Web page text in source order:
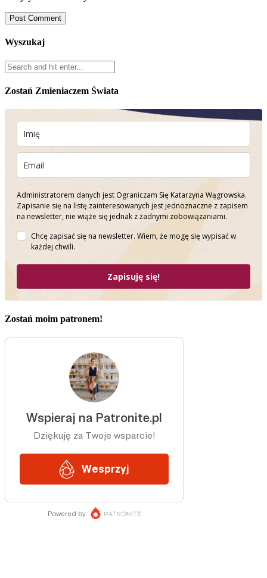
Wyszukaj
Zostań Zmieniaczem Świata
Administratorem danych jest Ograniczam Się Katarzyna Wągrowska.
Zapisanie się na listę zainteresowanych jest jednoznaczne z zapisem
na newsletter, nie wiąże się jednak z żadnymi zobowiązaniami.
Chcę zapisać się na newsletter. Wiem, że mogę się wypisać w
każdej chwili.
Zapisuję się!
Zostań moim patronem!